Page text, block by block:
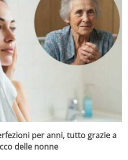
per anni, tutto grazie a
delle nonne